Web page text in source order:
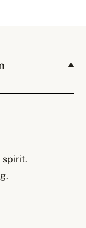
spirit.